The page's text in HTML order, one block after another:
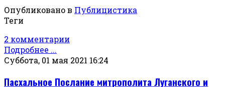
Опубликовано в Публицистика
Теги
2 комментарии
Подробнее ...
Суббота, 01 мая 2021 16:24
Пасхальное Послание митрополита Луганского и